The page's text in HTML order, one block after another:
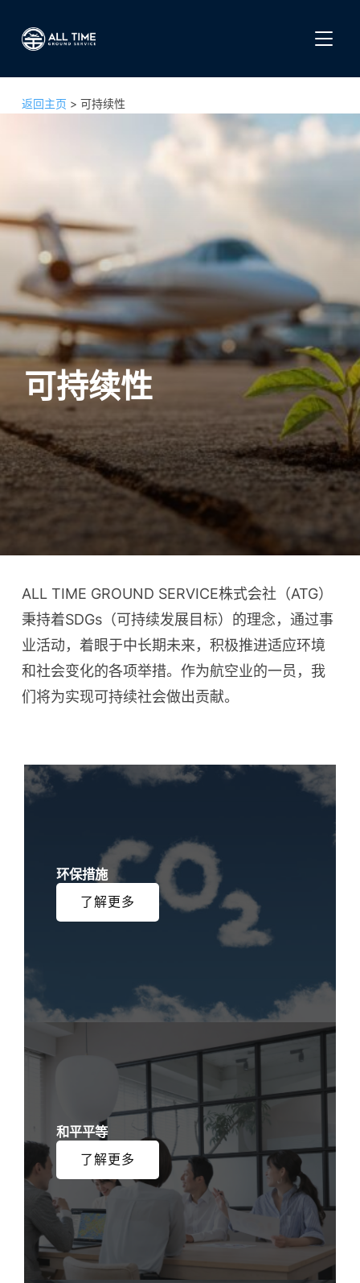
切换侧
返回主页 > 可持续性
可持续性
ALL TIME GROUND SERVICE株式会社（ATG）
秉持着SDGs（可持续发展目标）的理念，通过事
业活动，着眼于中长期未来，积极推进适应环境
和社会变化的各项举措。作为航空业的一员，我
们将为实现可持续社会做出贡献。
环保措施
了解更多
和平平等
了解更多